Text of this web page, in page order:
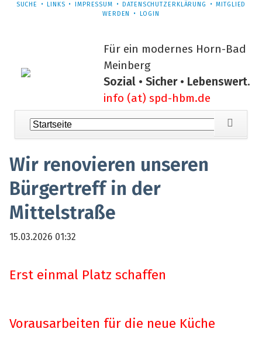
NAVIGATION
SUCHE LINKS IMPRESSUM DATENSCHUTZERKLÄRUNG
MITGLIED
WERDEN
LOGIN
Für ein modernes Horn-Bad
Meinberg
Sozial • Sicher • Lebenswert.
info (at) spd-hbm.de
Navigation
überspringen
Wir renovieren unseren
Bürgertreff in der
Mittelstraße
15.03.2026 01:32
Erst einmal Platz schaffen
Vorausarbeiten für die neue Küche